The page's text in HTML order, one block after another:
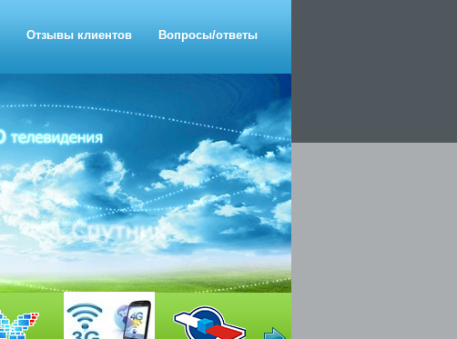
Отзывы клиентов Вопросы/ответы